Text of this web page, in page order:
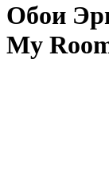
Обои
My